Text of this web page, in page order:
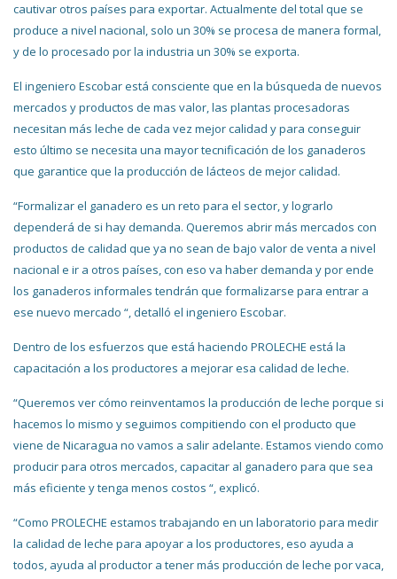
cautivar otros países para exportar. Actualmente del total que se
produce a nivel nacional, solo un 30% se procesa de manera formal,
y de lo procesado por la industria un 30% se exporta.
El ingeniero Escobar está consciente que en la búsqueda de nuevos
mercados y productos de mas valor, las plantas procesadoras
necesitan más leche de cada vez mejor calidad y para conseguir
esto último se necesita una mayor tecnificación de los ganaderos
que garantice que la producción de lácteos de mejor calidad.
“Formalizar el ganadero es un reto para el sector, y lograrlo
dependerá de si hay demanda. Queremos abrir más mercados con
productos de calidad que ya no sean de bajo valor de venta a nivel
nacional e ir a otros países, con eso va haber demanda y por ende
los ganaderos informales tendrán que formalizarse para entrar a
ese nuevo mercado “, detalló el ingeniero Escobar.
Dentro de los esfuerzos que está haciendo PROLECHE está la
capacitación a los productores a mejorar esa calidad de leche.
“Queremos ver cómo reinventamos la producción de leche porque si
hacemos lo mismo y seguimos compitiendo con el producto que
viene de Nicaragua no vamos a salir adelante. Estamos viendo como
producir para otros mercados, capacitar al ganadero para que sea
más eficiente y tenga menos costos “, explicó.
“Como PROLECHE estamos trabajando en un laboratorio para medir
la calidad de leche para apoyar a los productores, eso ayuda a
todos, ayuda al productor a tener más producción de leche por vaca,